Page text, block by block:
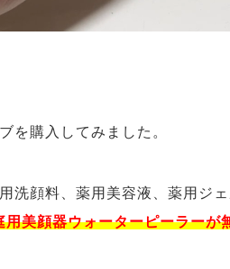
を購入してみました。
洗顔料、薬用美容液、薬用ジェ
用美顔器ウォーターピーラーが